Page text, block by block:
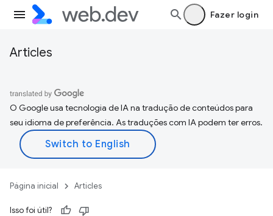
Fazer login
Articles
O Google usa tecnologia de IA na tradução de conteúdos para
seu idioma de preferência. As traduções com IA podem ter erros.
Página inicial Articles
Isso foi útil?